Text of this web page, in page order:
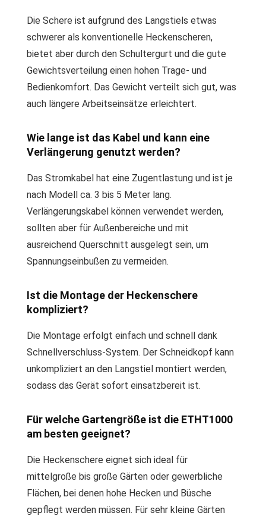
Die Schere ist aufgrund des Langstiels etwas
schwerer als konventionelle Heckenscheren,
bietet aber durch den Schultergurt und die gute
Gewichtsverteilung einen hohen Trage- und
Bedienkomfort. Das Gewicht verteilt sich gut, was
auch längere Arbeitseinsätze erleichtert.
Wie lange ist das Kabel und kann eine
Verlängerung genutzt werden?
Das Stromkabel hat eine Zugentlastung und ist je
nach Modell ca. 3 bis 5 Meter lang.
Verlängerungskabel können verwendet werden,
sollten aber für Außenbereiche und mit
ausreichend Querschnitt ausgelegt sein, um
Spannungseinbußen zu vermeiden.
Ist die Montage der Heckenschere
kompliziert?
Die Montage erfolgt einfach und schnell dank
Schnellverschluss-System. Der Schneidkopf kann
unkompliziert an den Langstiel montiert werden,
sodass das Gerät sofort einsatzbereit ist.
Für welche Gartengröße ist die ETHT1000
am besten geeignet?
Die Heckenschere eignet sich ideal für
mittelgroße bis große Gärten oder gewerbliche
Flächen, bei denen hohe Hecken und Büsche
gepflegt werden müssen. Für sehr kleine Gärten